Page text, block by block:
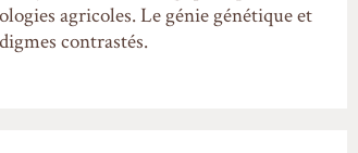
agricoles. Le génie génétique et
contrastés.